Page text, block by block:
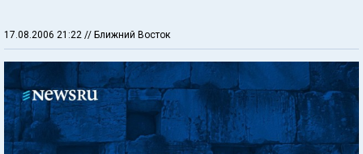
17.08.2006 21:22 // Ближний Восток